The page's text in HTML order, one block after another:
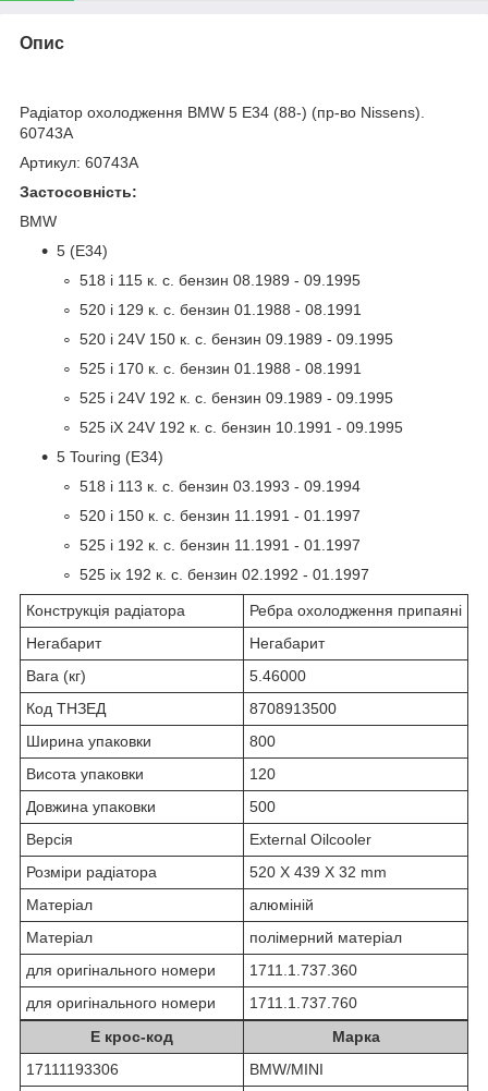
Опис
Радіатор охолодження BMW 5 E34 (88-) (пр-во Nissens).
60743A
Артикул: 60743A
Застосовність:
BMW
5 (E34)
518 i 115 к. с. бензин 08.1989 - 09.1995
520 i 129 к. с. бензин 01.1988 - 08.1991
520 i 24V 150 к. с. бензин 09.1989 - 09.1995
525 i 170 к. с. бензин 01.1988 - 08.1991
525 i 24V 192 к. с. бензин 09.1989 - 09.1995
525 iX 24V 192 к. с. бензин 10.1991 - 09.1995
5 Touring (E34)
518 i 113 к. с. бензин 03.1993 - 09.1994
520 i 150 к. с. бензин 11.1991 - 01.1997
525 i 192 к. с. бензин 11.1991 - 01.1997
525 ix 192 к. с. бензин 02.1992 - 01.1997
Конструкція радіатора
Ребра охолодження припаяні
Негабарит
Негабарит
Вага (кг)
5.46000
Код ТНЗЕД
8708913500
Ширина упаковки
800
Висота упаковки
120
Довжина упаковки
500
Версія
External Oilcooler
Розміри радіатора
520 X 439 X 32 mm
Матеріал
алюміній
Матеріал
полімерний матеріал
для оригінального номери
1711.1.737.360
для оригінального номери
1711.1.737.760
Е крос-код
Марка
17111193306
BMW/MINI